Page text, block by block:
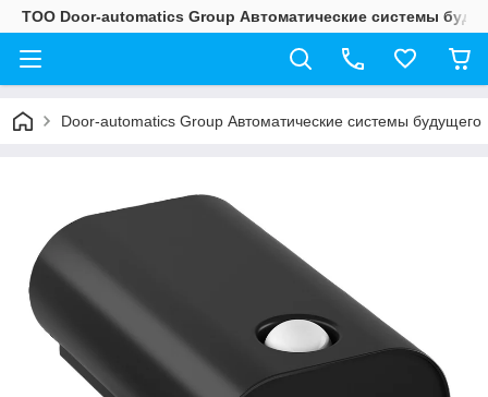
ТОО Door-automatics Group Автоматические системы
Door-automatics Group Автоматические системы будущего